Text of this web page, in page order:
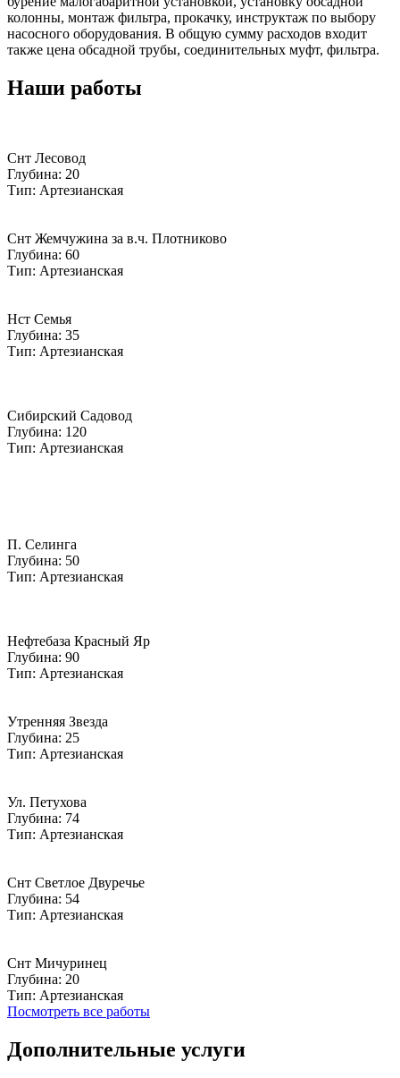
колонны, монтаж фильтра, прокачку, инструктаж по выбору
насосного оборудования. В общую сумму расходов входит
также цена обсадной трубы, соединительных муфт, фильтра.
Наши работы
Снт Лесовод
Глубина: 20
Тип: Артезианская
Снт Жемчужина за в.ч. Плотниково
Глубина: 60
Тип: Артезианская
Нст Семья
Глубина: 35
Тип: Артезианская
Сибирский Садовод
Глубина: 120
Тип: Артезианская
П. Селинга
Глубина: 50
Тип: Артезианская
Нефтебаза Красный Яр
Глубина: 90
Тип: Артезианская
Утренняя Звезда
Глубина: 25
Тип: Артезианская
Ул. Петухова
Глубина: 74
Тип: Артезианская
Снт Светлое Двуречье
Глубина: 54
Тип: Артезианская
Снт Мичуринец
Глубина: 20
Тип: Артезианская
Посмотреть все работы
Дополнительные услуги